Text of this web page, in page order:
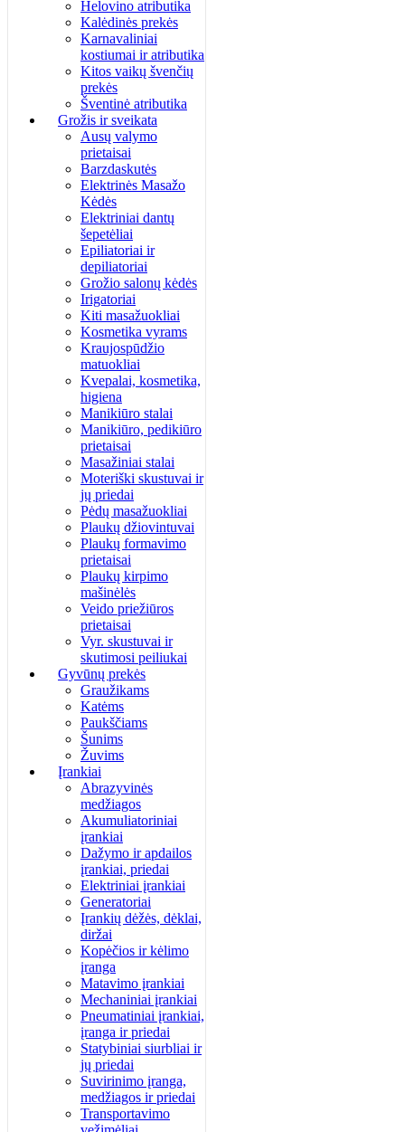
Helovino atributika
Kalėdinės prekės
Karnavaliniai
kostiumai ir atributika
Kitos vaikų švenčių
prekės
Šventinė atributika
Grožis ir sveikata
Ausų valymo
prietaisai
Barzdaskutės
Elektrinės Masažo
Kėdės
Elektriniai dantų
šepetėliai
Epiliatoriai ir
depiliatoriai
Grožio salonų kėdės
Irigatoriai
Kiti masažuokliai
Kosmetika vyrams
Kraujospūdžio
matuokliai
Kvepalai, kosmetika,
higiena
Manikiūro stalai
Manikiūro, pedikiūro
prietaisai
Masažiniai stalai
Moteriški skustuvai ir
jų priedai
Pėdų masažuokliai
Plaukų džiovintuvai
Plaukų formavimo
prietaisai
Plaukų kirpimo
mašinėlės
Veido priežiūros
prietaisai
Vyr. skustuvai ir
skutimosi peiliukai
Gyvūnų prekės
Graužikams
Katėms
Paukščiams
Šunims
Žuvims
Įrankiai
Abrazyvinės
medžiagos
Akumuliatoriniai
įrankiai
Dažymo ir apdailos
įrankiai, priedai
Elektriniai įrankiai
Generatoriai
Įrankių dėžės, dėklai,
diržai
Kopėčios ir kėlimo
įranga
Matavimo įrankiai
Mechaniniai įrankiai
Pneumatiniai įrankiai,
įranga ir priedai
Statybiniai siurbliai ir
jų priedai
Suvirinimo įranga,
medžiagos ir priedai
Transportavimo